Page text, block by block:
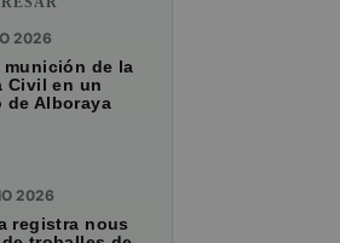
2026
munición de la
Civil en un
de Alboraya
2026
registra nous